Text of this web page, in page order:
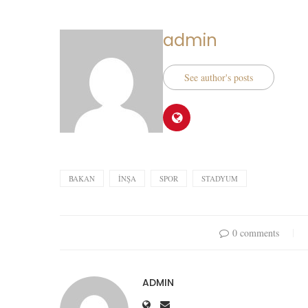
admin
See author's posts
BAKAN İNŞA SPOR STADYUM
0 comments
ADMIN